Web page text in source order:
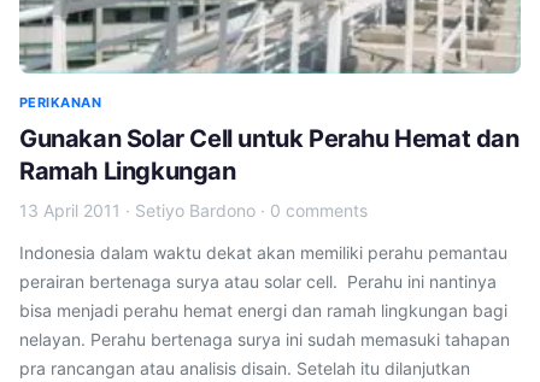
PERIKANAN
Gunakan Solar Cell untuk Perahu Hemat dan
Ramah Lingkungan
13 April 2011 · Setiyo Bardono · 0 comments
Indonesia dalam waktu dekat akan memiliki perahu pemantau
perairan bertenaga surya atau solar cell. Perahu ini nantinya
bisa menjadi perahu hemat energi dan ramah lingkungan bagi
nelayan. Perahu bertenaga surya ini sudah memasuki tahapan
pra rancangan atau analisis disain. Setelah itu dilanjutkan